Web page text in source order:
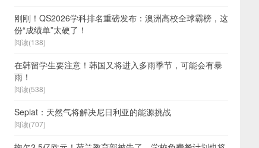
刚刚！QS2026学科排名重磅发布：澳洲高校全球霸榜，这
份“成绩单”太硬了！
阅读(138)
在韩留学生要注意！韩国又将进入多雨季节，可能会有暴
雨！
阅读(538)
Seplat：天然气将解决尼日利亚的能源挑战
阅读(707)